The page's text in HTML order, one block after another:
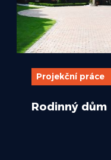
Projekční práce
Rodinný dům